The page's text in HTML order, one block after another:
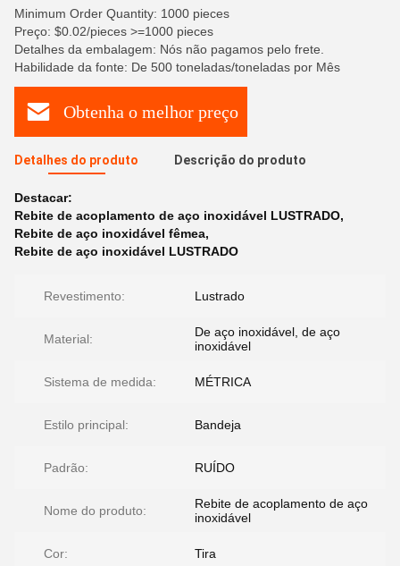
Minimum Order Quantity: 1000 pieces
Preço: $0.02/pieces >=1000 pieces
Detalhes da embalagem: Nós não pagamos pelo frete.
Habilidade da fonte: De 500 toneladas/toneladas por Mês
Obtenha o melhor preço
Detalhes do produto Descrição do produto
Destacar:
Rebite de acoplamento de aço inoxidável LUSTRADO,
Rebite de aço inoxidável fêmea,
Rebite de aço inoxidável LUSTRADO
Revestimento: Lustrado
Material:
De aço inoxidável, de aço
inoxidável
Sistema de medida: MÉTRICA
Estilo principal: Bandeja
Padrão: RUÍDO
Nome do produto:
Rebite de acoplamento de aço
inoxidável
Cor: Tira